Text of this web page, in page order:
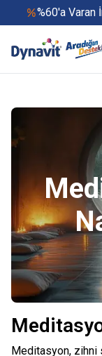
%60'a Varan
Yaz
Meditasyon, zihni